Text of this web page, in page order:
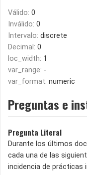
Válido: 0
Inválido: 0
Intervalo: discrete
Decimal: 0
loc_width: 1
var_range: -
var_format: numeric
Preguntas e
Pregunta Literal
Durante los últimos
cada una de las
incidencia de prácticas